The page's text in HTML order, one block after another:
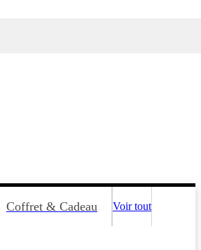
Coffret & Cadeau Voir tout